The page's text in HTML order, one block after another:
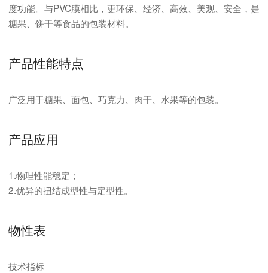
度功能。与PVC膜相比，更环保、经济、高效、美观、安全，是
糖果、饼干等食品的包装材料。
产品性能特点
广泛用于糖果、面包、巧克力、肉干、水果等的包装。
产品应用
1.物理性能稳定；
2.优异的扭结成型性与定型性。
物性表
技术指标